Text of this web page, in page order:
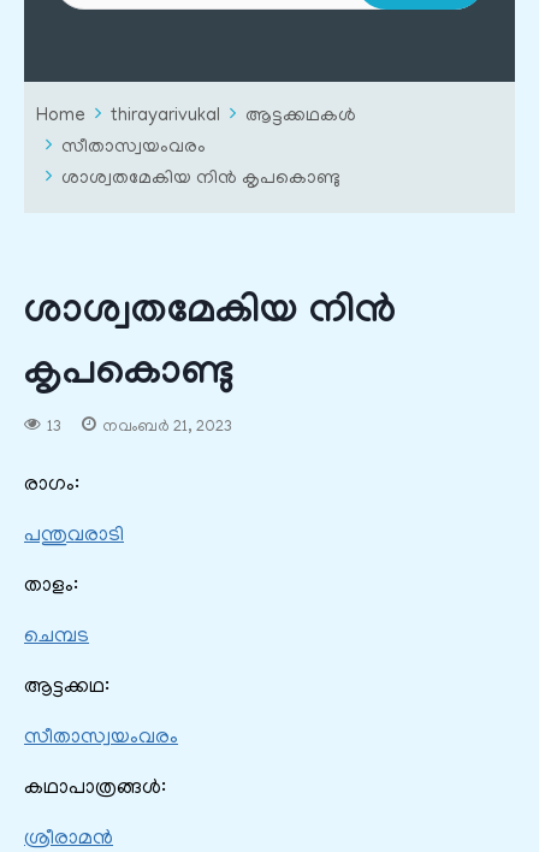
Home thirayarivukal
ആട്ടക്കഥകൾ
സീതാസ്വയംവരം
ശാശ്വതമേകിയ നിന്‍ കൃപകൊണ്ടു
ശാശ്വതമേകിയ നിന്‍
കൃപകൊണ്ടു
13 നവംബർ 21, 2023
രാഗം:
പന്തുവരാടി
താളം:
ചെമ്പട
ആട്ടക്കഥ:
സീതാസ്വയംവരം
കഥാപാത്രങ്ങൾ:
ശ്രീരാമൻ